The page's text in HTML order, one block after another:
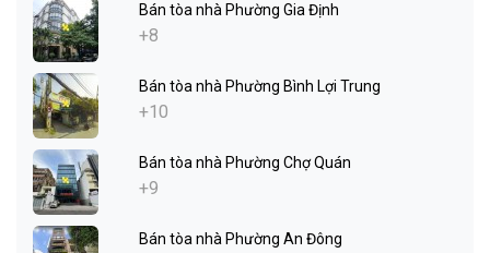
Bán tòa nhà Phường Gia Định
+8
Bán tòa nhà Phường Bình Lợi Trung
+10
Bán tòa nhà Phường Chợ Quán
+9
Bán tòa nhà Phường An Đông